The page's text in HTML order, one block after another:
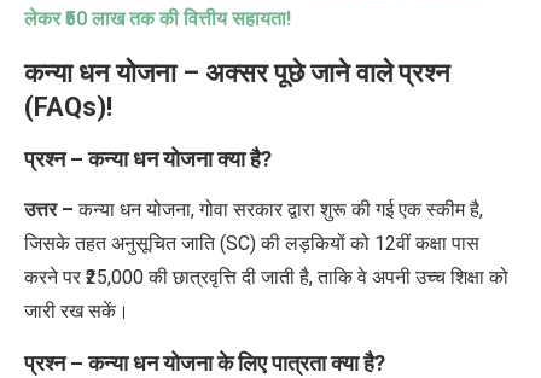
लेकर₹50 लाख तक की वित्तीय सहायता!
कन्या धन योजना– अक्सर पूछे जाने वाले प्रश्न
( FAQs)!
प्रश्न – कन्या धन योजना क्या है?
उत्तर – कन्या धन योजना,गोवा सरकार द्वारा शुरू की गई एक स्कीम है,
जिसके तहत अनुसूचित जाति (SC)की लड़कियों को 12वीं कक्षा पास
करने पर ₹25,000की छात्रवृत्ति दी जाती है,ताकि वे अपनी उच्च शिक्षा को
जारी रख सकें।
प्रश्न – कन्या धन योजना के लिए पात्रता क्या है?